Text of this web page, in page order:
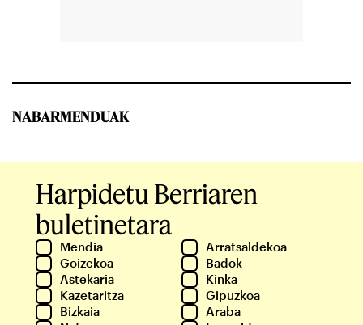
NABARMENDUAK
Harpidetu Berriaren
buletinetara
Mendia
Arratsaldekoa
Goizekoa
Badok
Astekaria
Kinka
Kazetaritza
Gipuzkoa
Bizkaia
Araba